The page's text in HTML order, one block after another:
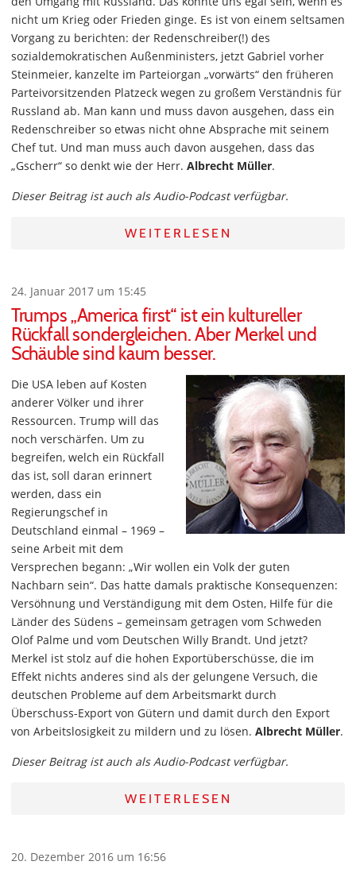
nicht um Krieg oder Frieden ginge. Es ist von einem seltsamen
Vorgang zu berichten: der Redenschreiber(!) des
sozialdemokratischen Außenministers, jetzt Gabriel vorher
Steinmeier, kanzelte im Parteiorgan „vorwärts“ den früheren
Parteivorsitzenden Platzeck wegen zu großem Verständnis für
Russland ab. Man kann und muss davon ausgehen, dass ein
Redenschreiber so etwas nicht ohne Absprache mit seinem
Chef tut. Und man muss auch davon ausgehen, dass das
„Gscherr“ so denkt wie der Herr. Albrecht Müller.
Dieser Beitrag ist auch als Audio-Podcast verfügbar.
WEITERLESEN
24. Januar 2017 um 15:45
Trumps „America first“ ist ein kultureller
Rückfall sondergleichen. Aber Merkel und
Schäuble sind kaum besser.
Die USA leben auf Kosten
anderer Völker und ihrer
Ressourcen. Trump will das
noch verschärfen. Um zu
begreifen, welch ein Rückfall
das ist, soll daran erinnert
werden, dass ein
Regierungschef in
Deutschland einmal – 1969 –
seine Arbeit mit dem
Versprechen begann: „Wir wollen ein Volk der guten
Nachbarn sein“. Das hatte damals praktische Konsequenzen:
Versöhnung und Verständigung mit dem Osten, Hilfe für die
Länder des Südens – gemeinsam getragen vom Schweden
Olof Palme und vom Deutschen Willy Brandt. Und jetzt?
Merkel ist stolz auf die hohen Exportüberschüsse, die im
Effekt nichts anderes sind als der gelungene Versuch, die
deutschen Probleme auf dem Arbeitsmarkt durch
Überschuss-Export von Gütern und damit durch den Export
von Arbeitslosigkeit zu mildern und zu lösen. Albrecht Müller.
Dieser Beitrag ist auch als Audio-Podcast verfügbar.
WEITERLESEN
20. Dezember 2016 um 16:56